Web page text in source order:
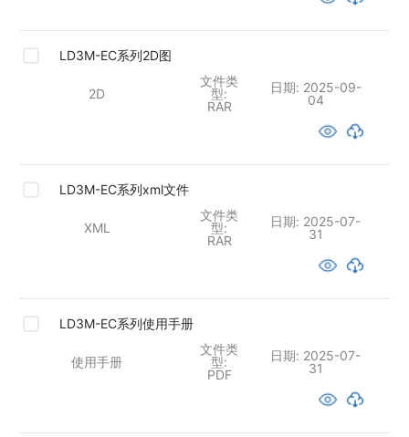
LD3M-EC系列2D图
2D
文件类
型:
RAR
日期: 2025-09-
04
LD3M-EC系列xml文件
XML
文件类
型:
RAR
日期: 2025-07-
31
LD3M-EC系列使用手册
使用手册
文件类
型:
PDF
日期: 2025-07-
31